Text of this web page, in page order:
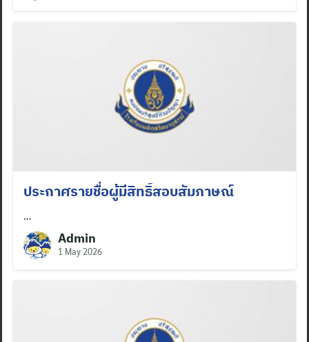
ประกาศรายชื่อผู้มีสิทธิ์สอบสัมภาษณ์
…
Admin
1 May 2026